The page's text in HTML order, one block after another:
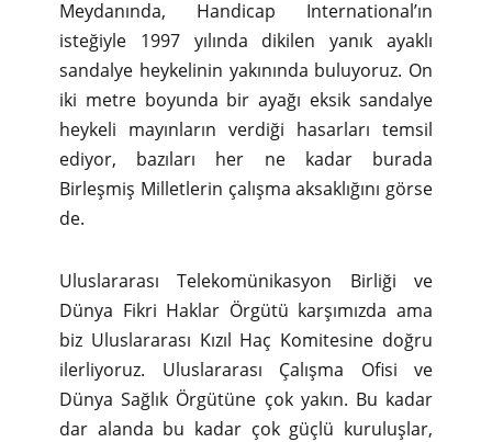
Meydanında, Handicap International’ın
isteğiyle 1997 yılında dikilen yanık ayaklı
sandalye heykelinin yakınında buluyoruz. On
iki metre boyunda bir ayağı eksik sandalye
heykeli mayınların verdiği hasarları temsil
ediyor, bazıları her ne kadar burada
Birleşmiş Milletlerin çalışma aksaklığını görse
de.
Uluslararası Telekomünikasyon Birliği ve
Dünya Fikri Haklar Örgütü karşımızda ama
biz Uluslararası Kızıl Haç Komitesine doğru
ilerliyoruz. Uluslararası Çalışma Ofisi ve
Dünya Sağlık Örgütüne çok yakın. Bu kadar
dar alanda bu kadar çok güçlü kuruluşlar,